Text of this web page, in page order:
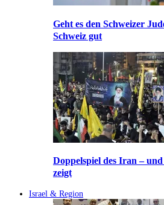
Geht es den Schweizer
Schweiz gut
Doppelspiel des Iran –
zeigt
Israel & Region